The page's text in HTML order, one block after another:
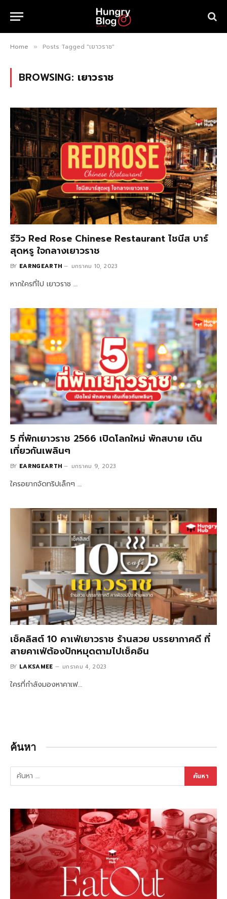
Home » Posts Tagged "เยาวราช"
BROWSING: เยาวราช
รีวิว Red Rose Chinese Restaurant ไชนีส บาร์
สุดหรู ใจกลางเยาวราช
BY EARNGEARTH มกราคม 10, 2023
หากใครที่ไป เยาวราช …
5 ที่พักเยาวราช 2566 เปิดโลกใหม่ พักสบาย เดิน
เที่ยวกันเพลินๆ
BY EARNGEARTH มกราคม 9, 2023
ใครอยากจัดทริปเล็กๆ …
เช็คลิสต์ 10 คาเฟ่เยาวราช ร้านสวย บรรยากาศดี ที่
สายคาเฟ่ต้องปักหมุดตามไปเช็คอิน
BY LAKSAMEE มกราคม 4, 2023
ใครที่กำลังมองหาคาเฟ…
ค้นหา